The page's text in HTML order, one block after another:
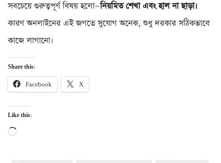
সবচেয়ে গুরুত্বপূর্ণ বিষয় হলো—নিয়মিত শেখা এবং হাল না ছাড়া।
কারণ অনলাইনের এই জগতে সুযোগ অনেক, শুধু দরকার সঠিকভাবে
কাজে লাগানো।
Share this:
Facebook X
Like this:
Loading…